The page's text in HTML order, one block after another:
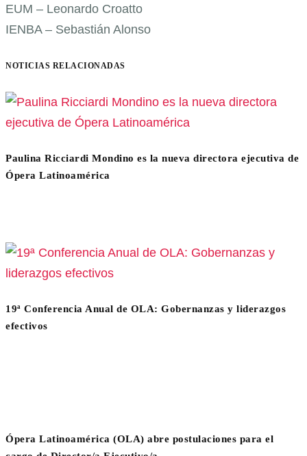
EUM – Leonardo Croatto
IENBA – Sebastián Alonso
NOTICIAS RELACIONADAS
Paulina Ricciardi Mondino es la nueva directora ejecutiva de
Ópera Latinoamérica
19ª Conferencia Anual de OLA: Gobernanzas y liderazgos
efectivos
Ópera Latinoamérica (OLA) abre postulaciones para el